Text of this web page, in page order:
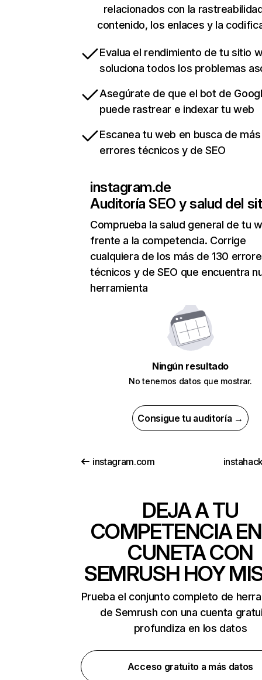
relacionados con la
contenido, los enlaces y la
Evalua el rendimiento de tu sitio
soluciona todos los problemas
Asegúrate de que el bot de
puede rastrear e indexar tu web
Escanea tu web en busca de
errores técnicos y de SEO
instagram.de
Auditoría SEO y salud del
Comprueba la salud general de tu
frente a la competencia. Corrige
cualquiera de los más de 130
técnicos y de SEO que encuentra
herramienta
Ningún resultado
No tenemos datos que mostrar.
Consigue tu auditoría →
instagram.com
DEJA A TU
COMPETENCIA
CUNETA CON
SEMRUSH HOY
Prueba el conjunto completo de
de Semrush con una cuenta
profundiza en los datos
Acceso gratuito a más datos